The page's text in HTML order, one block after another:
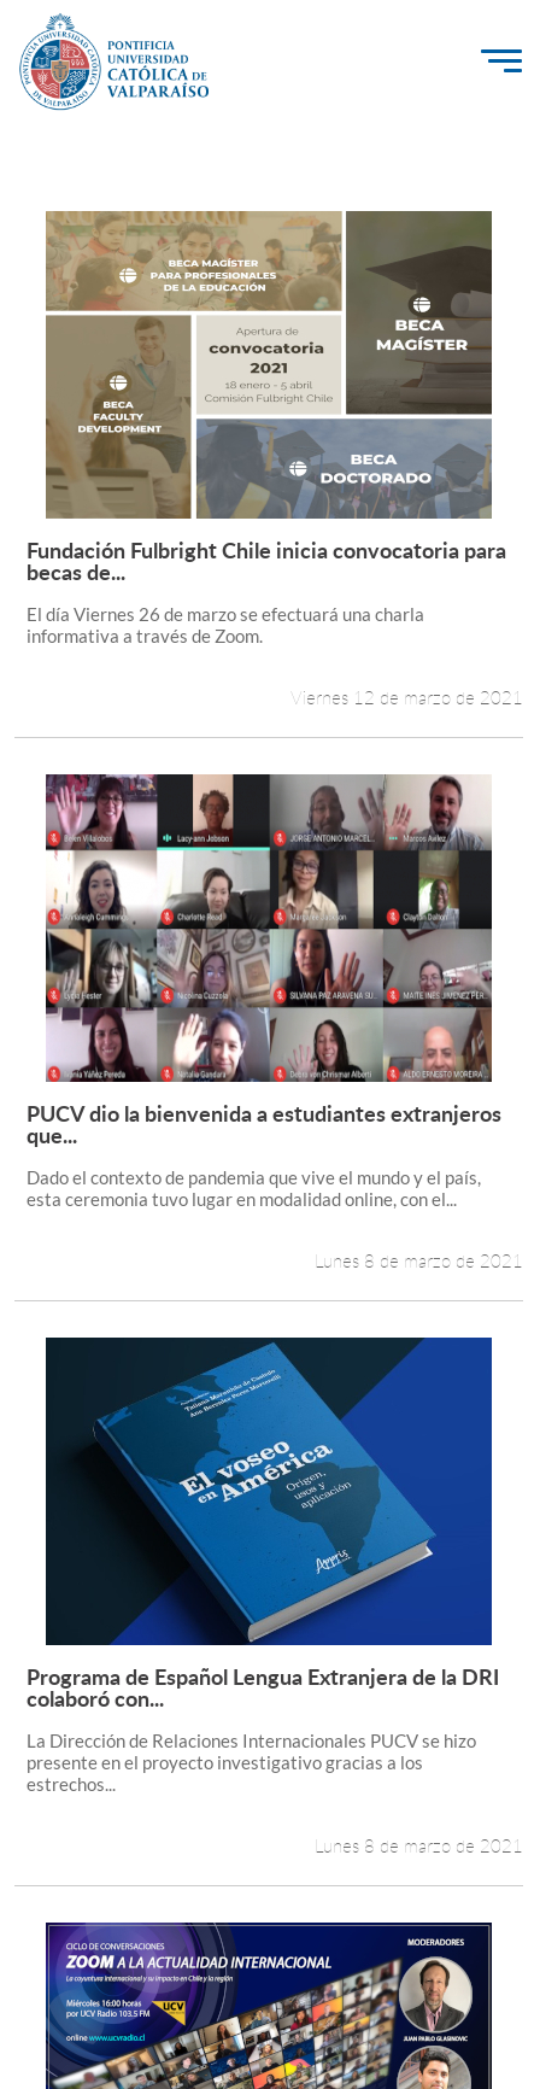
PUCV Internacional
Vinculación con el Medio
Admisión
Pregrado
Postgrado
Formación Continua
Estudiantes
Alumni
English
Leer más +
Fundación Fulbright Chile inicia convocatoria para
becas de...
El día Viernes 26 de marzo se efectuará una charla
informativa a través de Zoom.
Viernes 12 de marzo de 2021
Leer más +
PUCV dio la bienvenida a estudiantes extranjeros
que...
Dado el contexto de pandemia que vive el mundo y el país,
esta ceremonia tuvo lugar en modalidad online, con el...
Lunes 8 de marzo de 2021
Leer más +
Programa de Español Lengua Extranjera de la DRI
colaboró con...
La Dirección de Relaciones Internacionales PUCV se hizo
presente en el proyecto investigativo gracias a los
estrechos...
Lunes 8 de marzo de 2021